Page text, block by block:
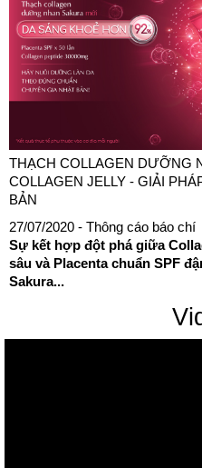
THẠCH COLLAGEN DƯỠNG
COLLAGEN JELLY - GIẢI
BẢN
27/07/2020 - Thông cáo báo chí
Sự kết hợp đột phá giữa
sâu và Placenta chuẩn SPF
Sakura...